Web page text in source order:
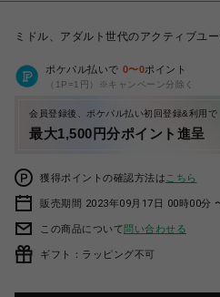
ミドル、アダルト世代のアクティブユ
ポケパル払いで 0〜0ポイント
（1P=1円）※キャンペーン分除く
会員登録後、ポケパル払い初回登録&利用で
最大1,500円分ポイント進呈
獲得ポイントの確認方法は こちら
販売期間 2023年09月17日 00時00分
この商品について問い合わせる
ギフト：ラッピング不可